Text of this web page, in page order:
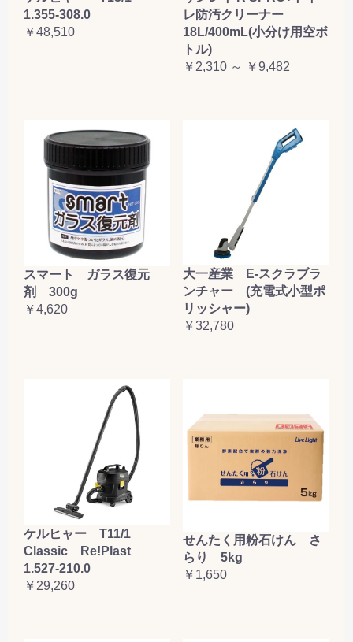
1.355-308.0
￥48,510
レ防汚クリーナー
18L/400mL(小分け用空ボ
トル)
￥2,310 ～ ￥9,482
スマート ガラス復元
剤 300g
￥4,620
大一産業 E-スクラブラ
ンチャー (充電式小型ポ
リッシャー)
￥32,780
ケルヒャー T11/1
Classic Re!Plast
1.527-210.0
￥29,260
せんたく用粉石けん さ
らり 5kg
￥1,650